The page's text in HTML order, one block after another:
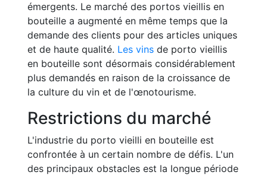
émergents. Le marché des portos vieillis en
bouteille a augmenté en même temps que la
demande des clients pour des articles uniques
et de haute qualité. Les vins de porto vieillis
en bouteille sont désormais considérablement
plus demandés en raison de la croissance de
la culture du vin et de l'œnotourisme.
Restrictions du marché
L'industrie du porto vieilli en bouteille est
confrontée à un certain nombre de défis. L'un
des principaux obstacles est la longue période